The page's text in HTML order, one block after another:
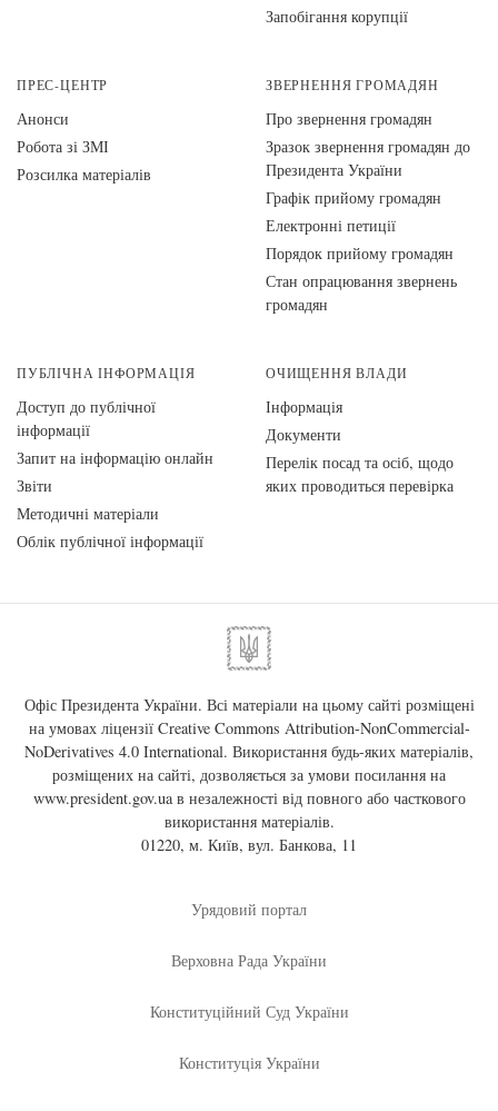
Запобігання корупції
ПРЕС-ЦЕНТР
Анонси
Робота зі ЗМІ
Розсилка матеріалів
ЗВЕРНЕННЯ ГРОМАДЯН
Про звернення громадян
Зразок звернення громадян до
Президента України
Графік прийому громадян
Електронні петиції
Порядок прийому громадян
Стан опрацювання звернень
громадян
ПУБЛІЧНА ІНФОРМАЦІЯ
Доступ до публічної
інформації
Запит на інформацію онлайн
Звіти
Методичні матеріали
Облік публічної інформації
ОЧИЩЕННЯ ВЛАДИ
Інформація
Документи
Перелік посад та осіб, щодо
яких проводиться перевірка
Офіс Президента України. Всі матеріали на цьому сайті розміщені
на умовах ліцензії Creative Commons Attribution-NonCommercial-
NoDerivatives 4.0 International. Використання будь-яких матеріалів,
розміщених на сайті, дозволяється за умови посилання на
www.president.gov.uaв незалежності від повного або часткового
використання матеріалів.
01220, м. Київ, вул. Банкова, 11
Урядовий портал
Верховна Рада України
Конституційний Суд України
Конституція України